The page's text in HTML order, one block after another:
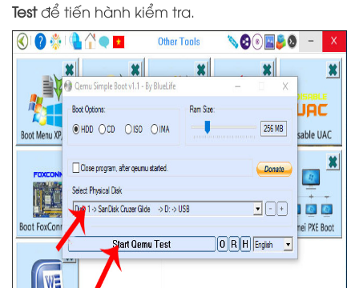
Testđể tiến hành kiểm tra.